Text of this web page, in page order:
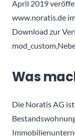
April 2019
www.noratis.de
Download zur
Was
Die Noratis AG